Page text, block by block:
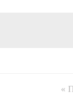
«